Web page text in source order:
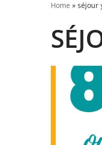
Home » séjour